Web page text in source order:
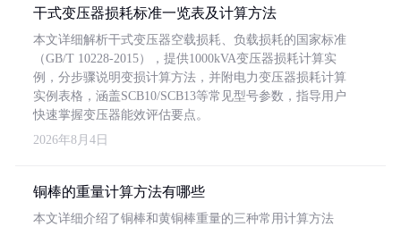
干式变压器损耗标准一览表及计算方法
本文详细解析干式变压器空载损耗、负载损耗的国家标准
（GB/T 10228-2015），提供1000kVA变压器损耗计算实
例，分步骤说明变损计算方法，并附电力变压器损耗计算
实例表格，涵盖SCB10/SCB13等常见型号参数，指导用户
快速掌握变压器能效评估要点。
2026年8月4日
铜棒的重量计算方法有哪些
本文详细介绍了铜棒和黄铜棒重量的三种常用计算方法